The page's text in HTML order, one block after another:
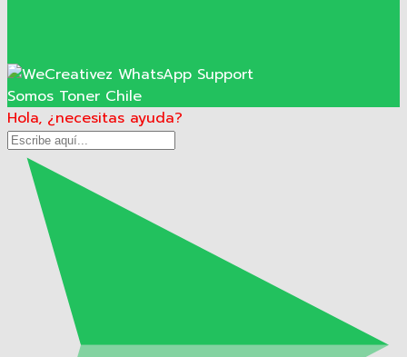
Somos Toner Chile
Hola, ¿necesitas ayuda?